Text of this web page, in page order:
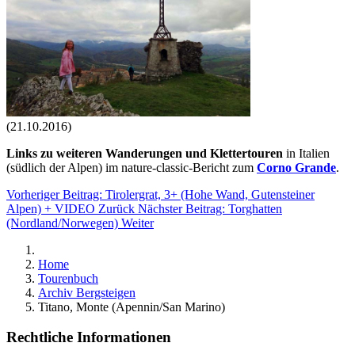
(21.10.2016)
Links zu weiteren Wanderungen und Klettertouren in Italien
(südlich der Alpen) im nature-classic-Bericht zum Corno Grande.
Vorheriger Beitrag: Tirolergrat, 3+ (Hohe Wand, Gutensteiner
Alpen) + VIDEO Zurück Nächster Beitrag: Torghatten
(Nordland/Norwegen) Weiter
Home
Tourenbuch
Archiv Bergsteigen
Titano, Monte (Apennin/San Marino)
Rechtliche Informationen